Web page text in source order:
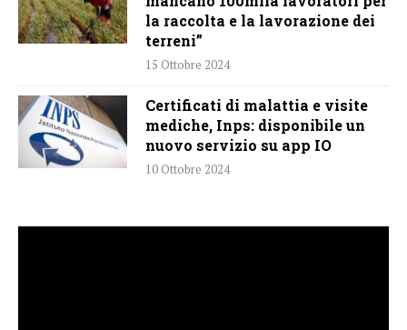
la raccolta e la lavorazione dei
terreni”
15 Ottobre 2024
Certificati di malattia e visite
mediche, Inps: disponibile un
nuovo servizio su app IO
10 Ottobre 2024